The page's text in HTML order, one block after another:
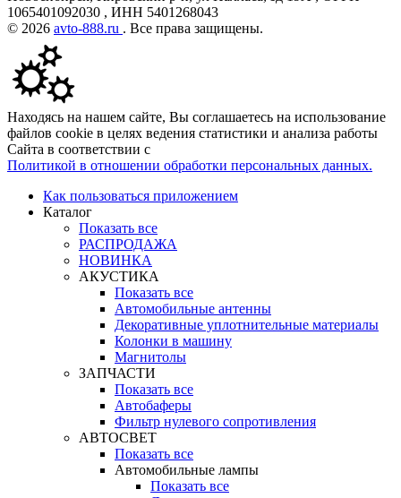
1065401092030 , ИНН 5401268043
© 2026 avto-888.ru . Все права защищены.
Находясь на нашем сайте, Вы соглашаетесь на использование
файлов cookie в целях ведения статистики и анализа работы
Сайта в соответствии с
Политикой в отношении обработки персональных данных.
Как пользоваться приложением
Каталог
Показать все
РАСПРОДАЖА
НОВИНКА
АКУСТИКА
Показать все
Автомобильные антенны
Декоративные уплотнительные материалы
Колонки в машину
Магнитолы
ЗАПЧАСТИ
Показать все
Автобаферы
Фильтр нулевого сопротивления
АВТОСВЕТ
Показать все
Автомобильные лампы
Показать все